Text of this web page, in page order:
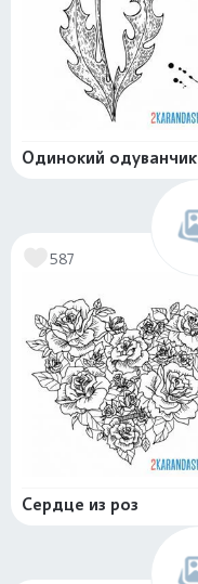
Одинокий одуванчик
587
Сердце из роз